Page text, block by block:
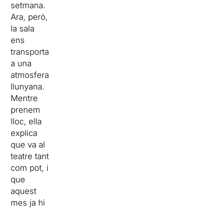
setmana.
Ara, però,
la sala
ens
transporta
a una
atmosfera
llunyana.
Mentre
prenem
lloc, ella
explica
que va al
teatre tant
com pot, i
que
aquest
mes ja hi